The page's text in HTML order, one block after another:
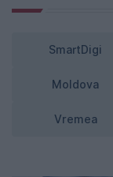
SmartDigi
Moldova
Vremea